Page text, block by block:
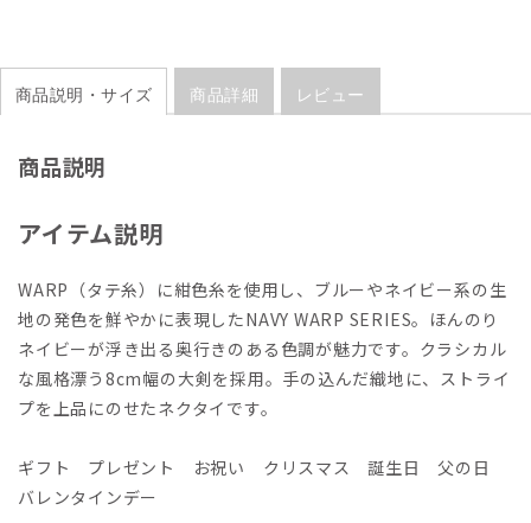
商品説明・サイズ 商品詳細 レビュー
商品説明
アイテム説明
WARP（タテ糸）に紺色糸を使用し、ブルーやネイビー系の生
地の発色を鮮やかに表現したNAVY WARP SERIES。ほんのり
ネイビーが浮き出る奥行きのある色調が魅力です。クラシカル
な風格漂う8cm幅の大剣を採用。手の込んだ織地に、ストライ
プを上品にのせたネクタイです。
ギフト プレゼント お祝い クリスマス 誕生日 父の日
バレンタインデー